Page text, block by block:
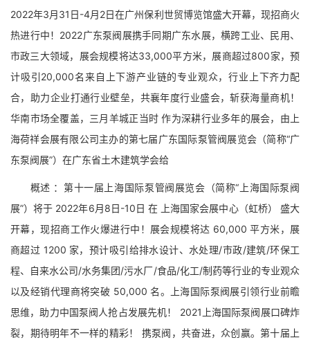
2022年3月31日-4月2日在广州保利世贸博览馆盛大开幕，现招商火
热进行中！2022广东泵阀展携手同期广东水展，横跨工业、民用、
市政三大领域，展会规模将达33,000平方米，展商超过800家，预
计吸引20,000名来自上下游产业链的专业观众，行业上下齐力配
合，助力企业打通行业壁垒，共襄年度行业盛会，斩获海量商机！
华南市场全覆盖，三月羊城正当时 作为深耕行业多年的展会，由上
海荷祥会展有限公司主办的第七届广东国际泵管阀展览会（简称“广
东泵阀展”）在广东省土木建筑学会给
概述 ：第十一届上海国际泵管阀展览会（简称“上海国际泵阀
展”）将于 2022年6月8日-10日 在 上海国家会展中心（虹桥） 盛大
开幕，现招商工作火爆进行中！展会规模将达 60,000 平方米，展
商超过 1200 家，预计吸引给排水设计、水处理/市政/建筑/环保工
程、自来水公司/水务集团/污水厂/食品/化工/制药等行业的专业观众
以及经销代理商将突破 50,000 名。上海国际泵阀展引领行业前瞻
思维，助力中国泵阀人抢占发展先机！ 2021上海国际泵阀展口碑炸
裂，期待明年不一样的精彩！ 携泵阀，共奋进，众创赢。第十届上